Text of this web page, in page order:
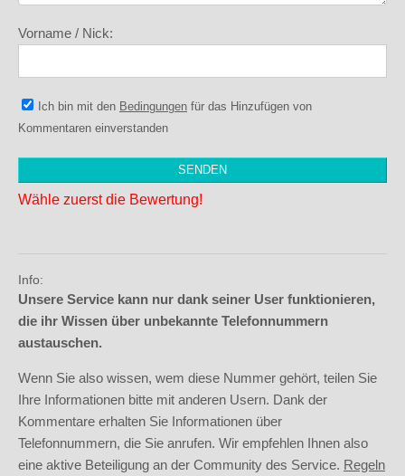
Vorname / Nick:
Ich bin mit den Bedingungen für das Hinzufügen von
Kommentaren einverstanden
Wähle zuerst die Bewertung!
Info:
Unsere Service kann nur dank seiner User funktionieren,
die ihr Wissen über unbekannte Telefonnummern
austauschen.
Wenn Sie also wissen, wem diese Nummer gehört, teilen Sie
Ihre Informationen bitte mit anderen Usern. Dank der
Kommentare erhalten Sie Informationen über
Telefonnummern, die Sie anrufen. Wir empfehlen Ihnen also
eine aktive Beteiligung an der Community des Service. Regeln